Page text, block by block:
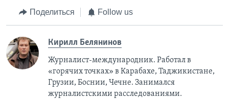
Поделиться Follow us
Кирилл Белянинов
Журналист-международник. Работал в
«горячих точках» в Карабахе, Таджикистане,
Грузии, Боснии, Чечне. Занимался
журналистскими расследованиями.